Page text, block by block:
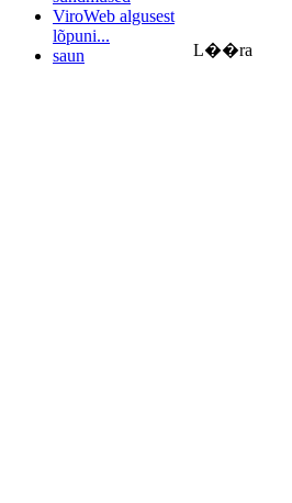
ViroWeb algusest
lõpuni...
saun
L��ra